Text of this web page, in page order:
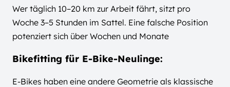
Wer täglich 10–20 km zur Arbeit fährt, sitzt pro
Woche 3–5 Stunden im Sattel. Eine falsche Position
potenziert sich über Wochen und Monate
Bikefitting für E-Bike-Neulinge:
E-Bikes haben eine andere Geometrie als klassische